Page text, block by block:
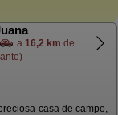
a 16,2 km de
casa de campo,